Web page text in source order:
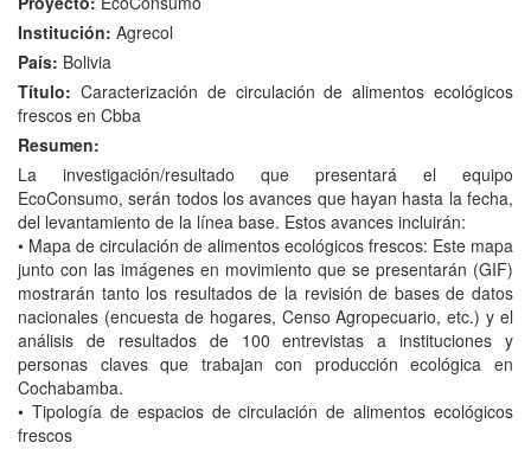
Institución: Agrecol
País: Bolivia
Título: Caracterización de circulación de alimentos ecológicos
frescos en Cbba
Resumen:
La investigación/resultado que presentará el equipo
EcoConsumo, serán todos los avances que hayan hasta la fecha,
del levantamiento de la línea base. Estos avances incluirán:
• Mapa de circulación de alimentos ecológicos frescos: Este mapa
junto con las imágenes en movimiento que se presentarán (GIF)
mostrarán tanto los resultados de la revisión de bases de datos
nacionales (encuesta de hogares, Censo Agropecuario, etc.) y el
análisis de resultados de 100 entrevistas a instituciones y
personas claves que trabajan con producción ecológica en
Cochabamba.
• Tipología de espacios de circulación de alimentos ecológicos
frescos